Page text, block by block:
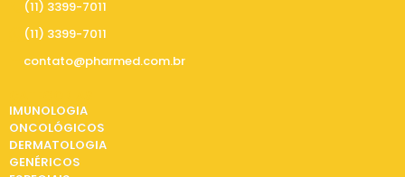
(11) 3399-7011
(11) 3399-7011
contato@pharmed.com.br
IMUNOLOGIA
ONCOLÓGICOS
DERMATOLOGIA
GENÉRICOS